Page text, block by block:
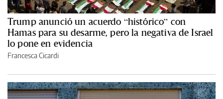
Trump anunció un acuerdo “histórico” con
Hamas para su desarme, pero la negativa de Israel
lo pone en evidencia
Francesca Cicardi